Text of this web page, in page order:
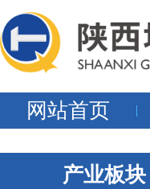
网站首页
产业板块